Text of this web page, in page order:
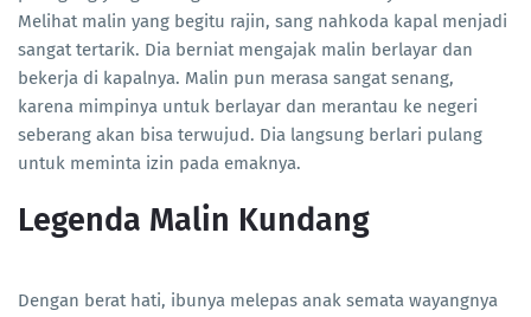
Melihat malin yang begitu rajin, sang nahkoda kapal menjadi
sangat tertarik. Dia berniat mengajak malin berlayar dan
bekerja di kapalnya. Malin pun merasa sangat senang,
karena mimpinya untuk berlayar dan merantau ke negeri
seberang akan bisa terwujud. Dia langsung berlari pulang
untuk meminta izin pada emaknya.
Legenda Malin Kundang
Dengan berat hati, ibunya melepas anak semata wayangnya